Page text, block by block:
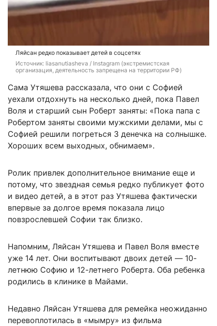
Ляйсан редко показывает детей в соцсетях
Источник: liasanutiasheva / Instagram (экстремистская
организация, деятельность запрещена на территории РФ)
Сама Утяшева рассказала, что они с Софией
уехали отдохнуть на несколько дней, пока Павел
Воля и старший сын Роберт заняты: «Пока папа с
Робертом заняты своими мужскими делами, мы с
Софией решили погреться 3 денечка на солнышке.
Хороших всем выходных, обнимаем».
Ролик привлек дополнительное внимание еще и
потому, что звездная семья редко публикует фото
и видео детей, а в этот раз Утяшева фактически
впервые за долгое время показала лицо
повзрослевшей Софии так близко.
Напомним, Ляйсан Утяшева и Павел Воля вместе
уже 14 лет. Они воспитывают двоих детей — 10-
летнюю Софию и 12-летнего Роберта. Оба ребенка
родились в клинике в Майами.
Недавно Ляйсан Утяшева для ремейка неожиданно
перевоплотилась в «мымру» из фильма